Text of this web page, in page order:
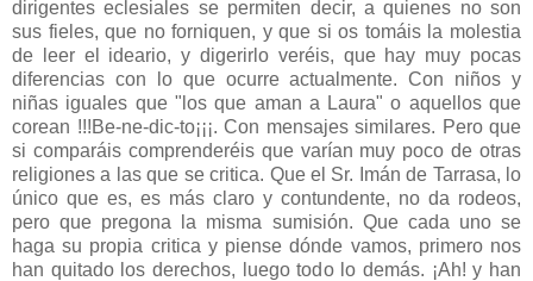
dirigentes eclesiales se permiten decir, a quienes no son
sus fieles, que no forniquen, y que si os tomáis la molestia
de leer el ideario, y digerirlo veréis, que hay muy pocas
diferencias con lo que ocurre actualmente. Con niños y
niñas iguales que "los que aman a Laura" o aquellos que
corean !!!Be-ne-dic-to¡¡¡. Con mensajes similares. Pero que
si comparáis comprenderéis que varían muy poco de otras
religiones a las que se critica. Que el Sr. Imán de Tarrasa, lo
único que es, es más claro y contundente, no da rodeos,
pero que pregona la misma sumisión. Que cada uno se
haga su propia critica y piense dónde vamos, primero nos
han quitado los derechos, luego todo lo demás. ¡Ah! y han